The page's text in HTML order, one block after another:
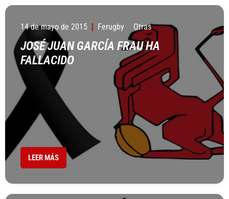
14 de mayo de 2015 Ferugby Otras
JOSÉ JUAN GARCÍA FRAU HA
FALLACIDO
LEER MÁS